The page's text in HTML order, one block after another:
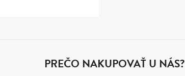
PREČO NAKUPOVAŤ U NÁS?